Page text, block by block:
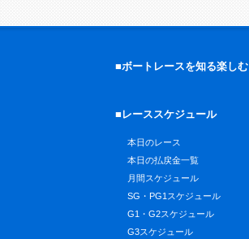
■ボートレースを知る楽しむ
■レーススケジュール
本日のレース
本日の払戻金一覧
月間スケジュール
SG・PG1スケジュール
G1・G2スケジュール
G3スケジュール